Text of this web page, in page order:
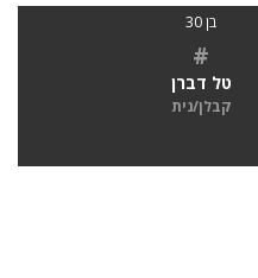
בן 30
#
טל דברן
קבלן/נית